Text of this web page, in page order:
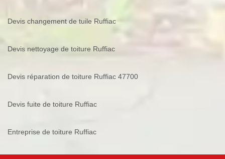
Devis changement de tuile Ruffiac
Devis nettoyage de toiture Ruffiac
Devis réparation de toiture Ruffiac 47700
Devis fuite de toiture Ruffiac
Entreprise de toiture Ruffiac